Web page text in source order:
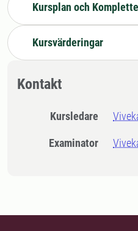
Kursplan och
Kursvärderingar
Kontakt
Kursledare
Examinator